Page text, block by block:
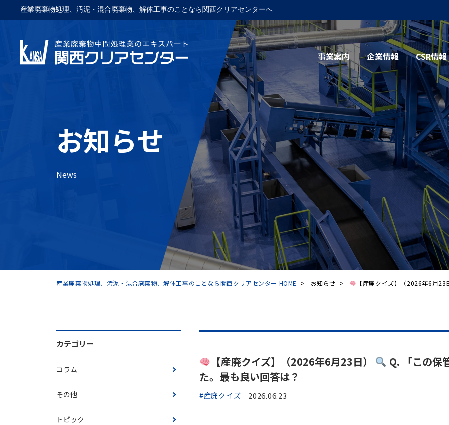
産業廃棄物処理、汚泥・混合廃棄物、解体工事のことなら関西クリアセンターへ
事業案内 企業情報 CSR情報
お知らせ
News
産業廃棄物処理、汚泥・混合廃棄物、解体工事のことなら関西クリアセンター HOME > お知らせ > 【産廃クイズ】（2026年6月23
カテゴリー
コラム
その他
トピック
【産廃クイズ】（2026年6月23日）
Q. 「この保
た。最も良い回答は？
#産廃クイズ 2026.06.23